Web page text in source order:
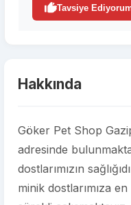
Tavsiye
Hakkında
Göker Pet Shop
adresinde
dostlarımızın
minik dostlarımıza